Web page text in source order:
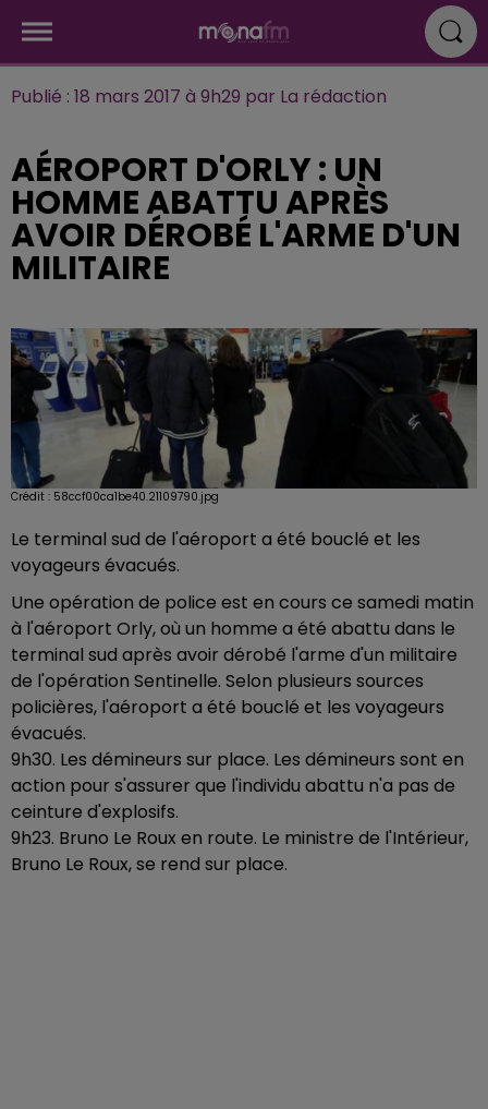
Publié : 18 mars 2017 à 9h29 par La rédaction
AÉROPORT D'ORLY : UN
HOMME ABATTU APRÈS
AVOIR DÉROBÉ L'ARME D'UN
MILITAIRE
Crédit : 58ccf00ca1be40.21109790.jpg
Le terminal sud de l'aéroport a été bouclé et les
voyageurs évacués.
Une opération de police est en cours ce samedi matin
à l'aéroport Orly, où un homme a été abattu dans le
terminal sud après avoir dérobé l'arme d'un militaire
de l'opération Sentinelle. Selon plusieurs sources
policières, l'aéroport a été bouclé et les voyageurs
évacués.
9h30. Les démineurs sur place. Les démineurs sont en
action pour s'assurer que l'individu abattu n'a pas de
ceinture d'explosifs.
9h23. Bruno Le Roux en route. Le ministre de l'Intérieur,
Bruno Le Roux, se rend sur place.